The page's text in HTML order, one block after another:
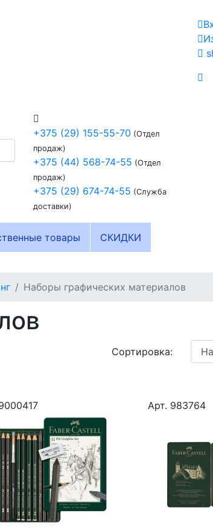
+375 (29) 155-55-70 (Отдел
продаж)
+375 (44) 568-74-55 (Отдел
продаж)
+375 (29) 674-74-55 (Служба
доставки)
товары СКИДКИ
Наборы графических материалов
Сортировка:
Арт. 983764